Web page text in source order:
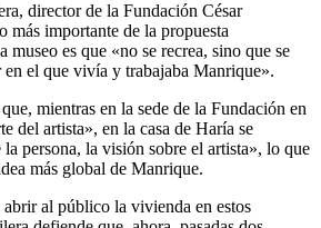
director de la Fundación César
más importante de la propuesta
museo es que «no se recrea, sino que se
el que vivía y trabajaba Manrique».
mientras en la sede de la Fundación en
del artista», en la casa de Haría se
la persona, la visión sobre el artista», lo que
más global de Manrique.
al público la vivienda en estos